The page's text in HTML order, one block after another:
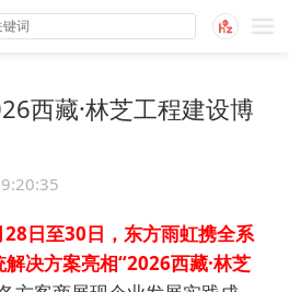
西藏·林芝工程建设博
日至30日，东方雨虹携全系
决方案亮相“2026西藏·林芝